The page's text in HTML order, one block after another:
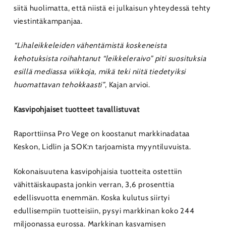
siitä huolimatta, että niistä ei julkaisun yhteydessä tehty
viestintäkampanjaa.
“Lihaleikkeleiden vähentämistä koskeneista
kehotuksista roihahtanut “leikkeleraivo” piti suosituksia
esillä mediassa viikkoja, mikä teki niitä tiedetyiksi
huomattavan tehokkaasti”, Kajan arvioi.
Kasvipohjaiset tuotteet tavallistuvat
Raporttiinsa Pro Vege on koostanut markkinadataa
Keskon, Lidlin ja SOK:n tarjoamista myyntiluvuista.
Kokonaisuutena kasvipohjaisia tuotteita ostettiin
vähittäiskaupasta jonkin verran, 3,6 prosenttia
edellisvuotta enemmän. Koska kulutus siirtyi
edullisempiin tuotteisiin, pysyi markkinan koko 244
miljoonassa eurossa. Markkinan kasvamisen